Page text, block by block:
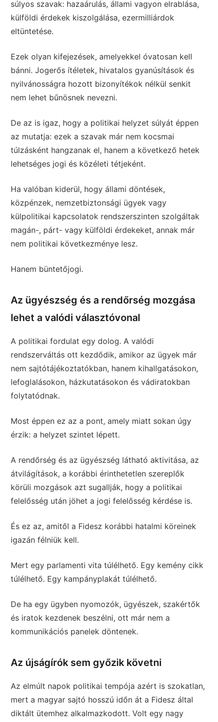
súlyos szavak: hazaárulás, állami vagyon elrablása,
külföldi érdekek kiszolgálása, ezermilliárdok
eltüntetése.
Ezek olyan kifejezések, amelyekkel óvatosan kell
bánni. Jogerős ítéletek, hivatalos gyanúsítások és
nyilvánosságra hozott bizonyítékok nélkül senkit
nem lehet bűnösnek nevezni.
De az is igaz, hogy a politikai helyzet súlyát éppen
az mutatja: ezek a szavak már nem kocsmai
túlzásként hangzanak el, hanem a következő hetek
lehetséges jogi és közéleti tétjeként.
Ha valóban kiderül, hogy állami döntések,
közpénzek, nemzetbiztonsági ügyek vagy
külpolitikai kapcsolatok rendszerszinten szolgáltak
magán-, párt- vagy külföldi érdekeket, annak már
nem politikai következménye lesz.
Hanem büntetőjogi.
Az ügyészség és a rendőrség mozgása
lehet a valódi választóvonal
A politikai fordulat egy dolog. A valódi
rendszerváltás ott kezdődik, amikor az ügyek már
nem sajtótájékoztatókban, hanem kihallgatásokon,
lefoglalásokon, házkutatásokon és vádiratokban
folytatódnak.
Most éppen ez az a pont, amely miatt sokan úgy
érzik: a helyzet szintet lépett.
A rendőrség és az ügyészség látható aktivitása, az
átvilágítások, a korábbi érinthetetlen szereplők
körüli mozgások azt sugallják, hogy a politikai
felelősség után jöhet a jogi felelősség kérdése is.
És ez az, amitől a Fidesz korábbi hatalmi köreinek
igazán félniük kell.
Mert egy parlamenti vita túlélhető. Egy kemény cikk
túlélhető. Egy kampányplakát túlélhető.
De ha egy ügyben nyomozók, ügyészek, szakértők
és iratok kezdenek beszélni, ott már nem a
kommunikációs panelek döntenek.
Az újságírók sem győzik követni
Az elmúlt napok politikai tempója azért is szokatlan,
mert a magyar sajtó hosszú időn át a Fidesz által
diktált ütemhez alkalmazkodott. Volt egy nagy